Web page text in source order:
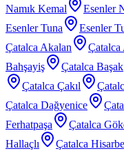
Namık Kemal
Esenler
Esenler Tuna
Esenler
Çatalca Akalan
Bahşayiş
Çatalca Başak
Çatalca Çakıl
Çatalca Dağyenice
Ferhatpaşa
Çatalca
Hallaçlı
Çatalca